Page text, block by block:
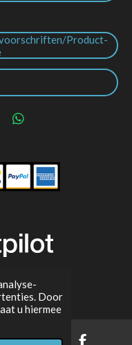
Door
u hiermee
Product-
W
t
s
A